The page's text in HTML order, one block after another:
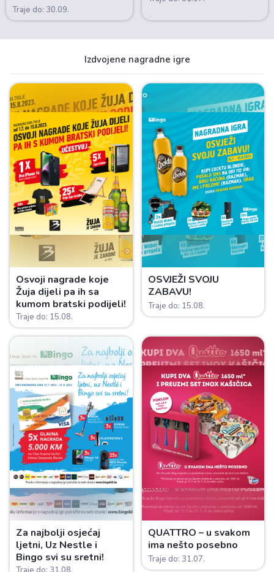
Traje do: 30.09.
Izdvojene nagradne igre
Osvoji nagrade koje
Žuja dijeli pa ih sa
kumom bratski podijeli!
Traje do: 15.08.
OSVJEŽI SVOJU
ZABAVU!
Traje do: 15.08.
Za najbolji osjećaj
ljetni, Uz Nestle i
Bingo svi su sretni!
QUATTRO – u svakom
ima nešto posebno
Traje do: 31.07.